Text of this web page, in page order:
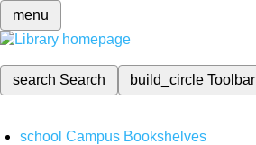
menu
search Search build_circleToolbar
school Campus Bookshelves